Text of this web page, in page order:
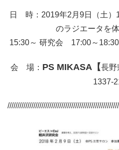
日 時： 2019年2月9日（土）
のラジエータを
15:30～ 研究会 17:00～
会 場： PS MIKASA【長野
1337-